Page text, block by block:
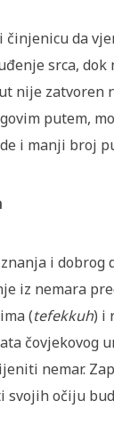
da
srca,
nije zatvoren
putem,
i manji broj
i
iz nemara
(tefekkuh) i
čovjekovog
nemar.
svojih očiju